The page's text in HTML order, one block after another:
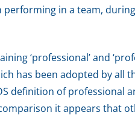
in a team,
‘professional’ and
has been adopted by all
definition of professional
it appears that